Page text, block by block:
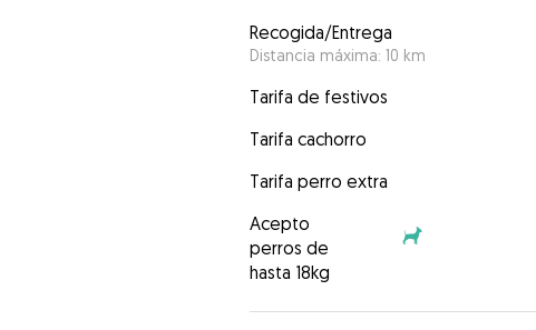
Recogida/Entrega
Distancia máxima: 10 km
Tarifa de festivos
Tarifa cachorro
Tarifa perro extra
Acepto
perros de
hasta 18kg